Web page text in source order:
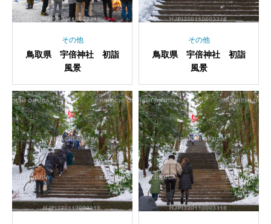
その他
鳥取県 宇倍神社 初詣
風景
その他
鳥取県 宇倍神社 初詣
風景